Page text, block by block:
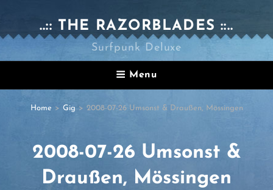
..:: THE RAZORBLADES ::..
Surfpunk Deluxe
Menu
Home > Gig > 2008-07-26 Umsonst & Draußen, Mössingen
2008-07-26 Umsonst &
Draußen, Mössingen